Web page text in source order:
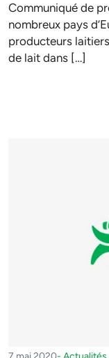
Communiqué de
nombreux pays
producteurs
de lait dans […]